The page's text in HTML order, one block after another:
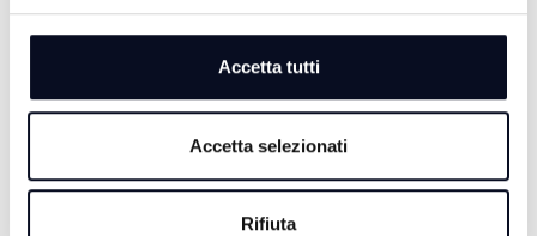
Accetta tutti
Accetta selezionati
Rifiuta
Sprint di Silverstone